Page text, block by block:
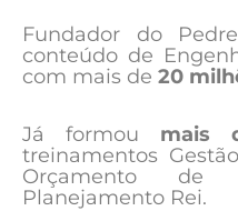
Fundador do
conteúdo de
com mais de 20
Já formou mais
treinamentos
Orçamento
Planejamento Rei.